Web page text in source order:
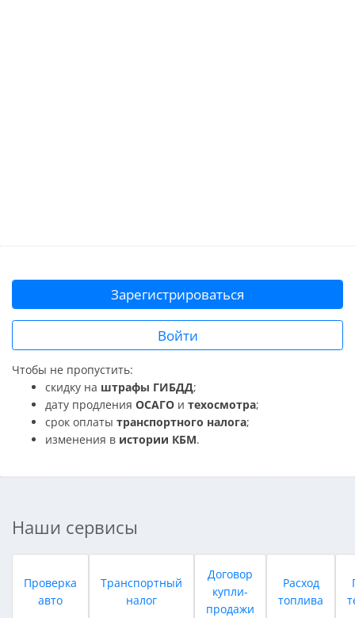
Зарегистрироваться
Войти
Чтобы не пропустить:
скидку на штрафы ГИБДД;
дату продления ОСАГО и техосмотра;
срок оплаты транспортного налога;
изменения в истории КБМ.
Наши сервисы
Проверка
авто
Транспортный
налог
Договор
купли-
продажи
Расход
топлива